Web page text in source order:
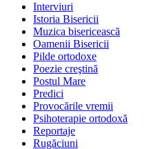
Interviuri
Istoria Bisericii
Muzica bisericească
Oamenii Bisericii
Pilde ortodoxe
Poezie creştină
Postul Mare
Predici
Provocările vremii
Psihoterapie ortodoxă
Reportaje
Rugăciuni